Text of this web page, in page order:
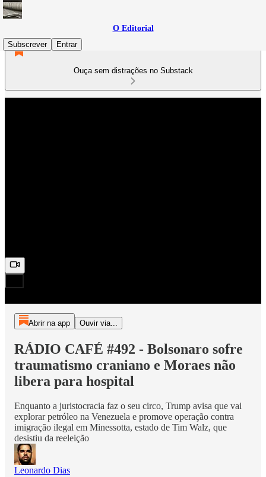
O Editorial
Subscrever
Entrar
Ouça sem distrações no Substack
Abrir na app Ouvir via...
RÁDIO CAFÉ #492 - Bolsonaro sofre
traumatismo craniano e Moraes não
libera para hospital
Enquanto a juristocracia faz o seu circo, Trump avisa que vai
explorar petróleo na Venezuela e promove operação contra
imigração ilegal em Minessotta, estado de Tim Walz, que
desistiu da reeleição
Leonardo Dias